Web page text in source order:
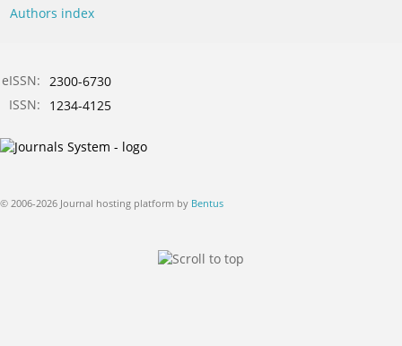
Authors index
eISSN: 2300-6730
ISSN:
1234-4125
© 2006-2026 Journal hosting platform by Bentus